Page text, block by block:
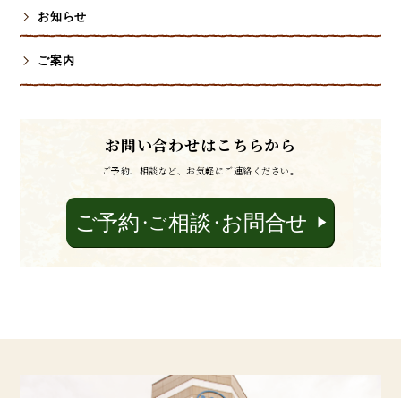
お知らせ
ご案内
お問い合わせはこちらから
ご予約、相談など、お気軽にご連絡ください。